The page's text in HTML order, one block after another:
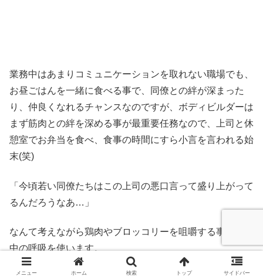
業務中はあまりコミュニケーションを取れない職場でも、
お昼ごはんを一緒に食べる事で、同僚との絆が深まった
り、仲良くなれるチャンスなのですが、ボディビルダーは
まず筋肉との絆を深める事が最重要任務なので、上司と休
憩室でお弁当を食べ、食事の時間にすら小言を言われる始
末(笑)
「今頃若い同僚たちはこの上司の悪口言って盛り上がって
るんだろうなあ…」
なんて考えながら鶏肉やブロッコリーを咀嚼する事に全集
中の呼吸を使います。
メニュー ホーム 検索 トップ サイドバー